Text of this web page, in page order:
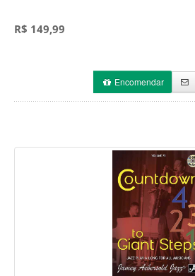
R$ 149,99
Encomendar